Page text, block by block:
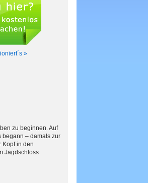
»
zu beginnen. Auf
begann – damals zur
Kopf in den
Jagdschloss